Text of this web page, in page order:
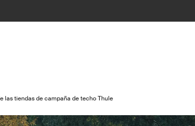
las tiendas de campaña de techo Thule